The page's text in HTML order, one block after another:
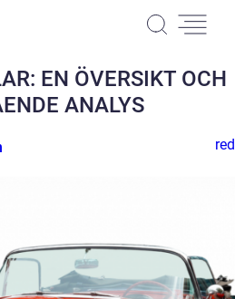
EN ÖVERSIKT OCH
ANALYS